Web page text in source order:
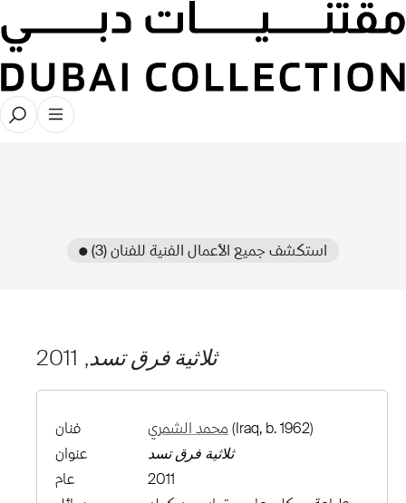
● استكشف جميع الأعمال الفنية للفنان (3)
ثلاثية فرق تسد, 2011
فنان محمد الشمري (Iraq, b. 1962)
عنوان
ثلاثية فرق تسد
عام
2011